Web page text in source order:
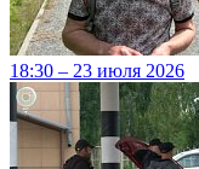
18:30 – 23 июля 2026